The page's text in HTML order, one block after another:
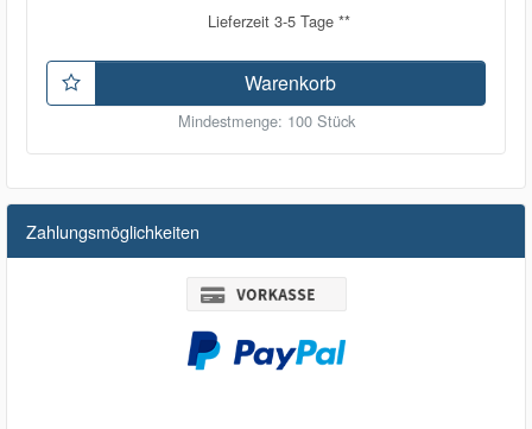
Lieferzeit 3-5 Tage **
Warenkorb
Mindestmenge: 100 Stück
Zahlungsmöglichkeiten